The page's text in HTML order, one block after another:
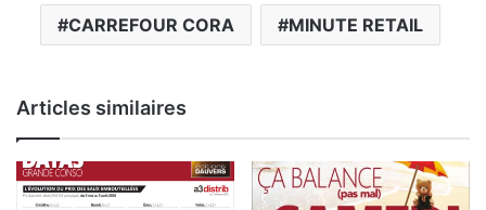
CARREFOUR CORA MINUTE RETAIL
Articles similaires